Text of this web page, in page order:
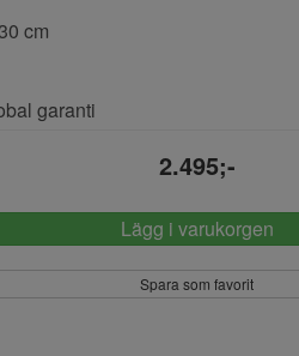
cm
garanti
2.495;-
Lägg i varukorgen
Spara som favorit